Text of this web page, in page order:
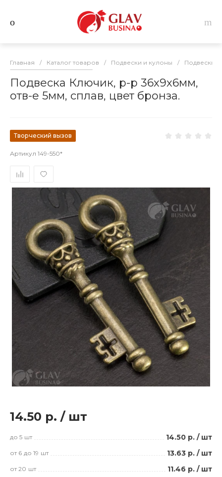
Главная / Каталог товаров / Подвески и кулоны / Подвески
Подвеска Ключик, р-р 36х9х6мм,
отв-е 5мм, сплав, цвет бронза.
Творческий вызов
Артикул 149-550*
14.50 р. / шт
до 5 шт 14.50 р. / шт
от 6 до 19 шт 13.63 р. / шт
от 20 шт 11.46 р. / шт